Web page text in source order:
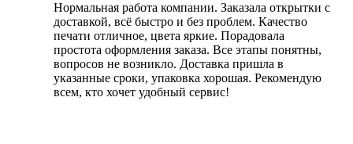
Нормальная работа компании. Заказала открытки с
доставкой, всё быстро и без проблем. Качество
печати отличное, цвета яркие. Порадовала
простота оформления заказа. Все этапы понятны,
вопросов не возникло. Доставка пришла в
указанные сроки, упаковка хорошая. Рекомендую
всем, кто хочет удобный сервис!